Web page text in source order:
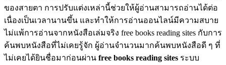
ของสายตา การปรับแต่งเหล่านี้ช่วยให้ผู้อ่านสามารถอ่านได้ต่อ
เนื่องเป็นเวลานานขึ้น และทำให้การอ่านออนไลน์มีความสบาย
ไม่แพ้การอ่านจากหนังสือเล่มจริง free books reading sites กับการ
ค้นพบหนังสือที่ไม่เคยรู้จัก ผู้อ่านจำนวนมากค้นพบหนังสือดี ๆ ที่
ไม่เคยได้ยินชื่อมาก่อนผ่าน free books reading sites ระบบ